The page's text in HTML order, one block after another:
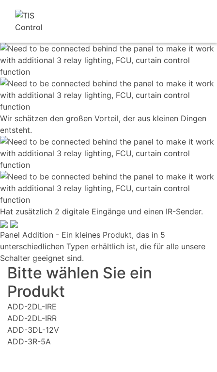
Wir schätzen den großen Vorteil, der aus kleinen Dingen
entsteht.
Hat zusätzlich 2 digitale Eingänge und einen IR-Sender.
Panel Addition - Ein kleines Produkt, das in 5
unterschiedlichen Typen erhältlich ist, die für alle unsere
Schalter geeignet sind.
Bitte wählen Sie ein
Produkt
ADD-2DL-IRE
ADD-2DL-IRR
ADD-3DL-12V
ADD-3R-5A